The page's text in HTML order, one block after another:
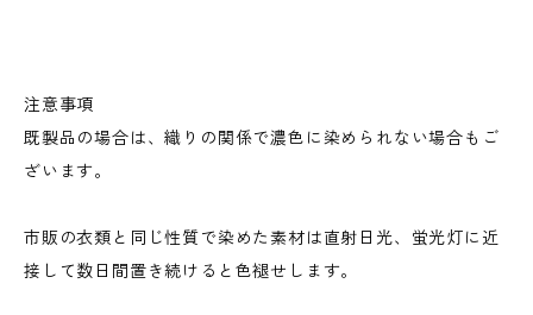
注意事項
既製品の場合は、織りの関係で濃色に染められない場合もご
ざいます。
市販の衣類と同じ性質で染めた素材は直射日光、蛍光灯に近
接して数日間置き続けると色褪せします。